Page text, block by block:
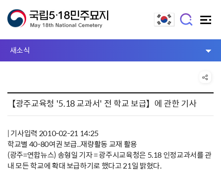
새소식
【광주교육청 '5.18 교과서' 전 학교 보급】에 관한 기사
| 기사입력 2010-02-21 14:25
학교별 40-80여권 보급..재량활동 교재 활용
(광주=연합뉴스) 송형일 기자 = 광주시교육청은 5.18 인정교과서를 관
내 모든 학교에 확대 보급하기로 했다고 21일 밝혔다.